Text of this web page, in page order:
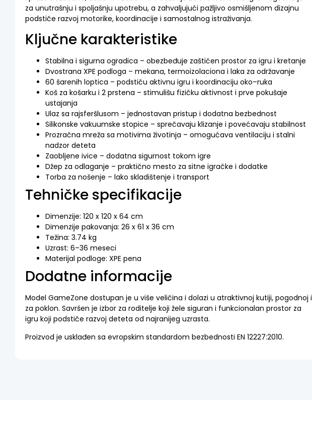
za unutrašnju i spoljašnju upotrebu, a zahvaljujući pažljivo osmišljenom dizajnu
podstiče razvoj motorike, koordinacije i samostalnog istraživanja.
Ključne karakteristike
Stabilna i sigurna ogradica – obezbeđuje zaštićen prostor za igru i kretanje
Dvostrana XPE podloga – mekana, termoizolaciona i laka za održavanje
60 šarenih loptica – podstiču aktivnu igru i koordinaciju oko–ruka
Koš za košarku i 2 prstena – stimulišu fizičku aktivnost i prve pokušaje
ustajanja
Ulaz sa rajsferšlusom – jednostavan pristup i dodatna bezbednost
Silikonske vakuumske stopice – sprečavaju klizanje i povećavaju stabilnost
Prozračna mreža sa motivima životinja – omogućava ventilaciju i stalni
nadzor deteta
Zaobljene ivice – dodatna sigurnost tokom igre
Džep za odlaganje – praktično mesto za sitne igračke i dodatke
Torba za nošenje – lako skladištenje i transport
Tehničke specifikacije
Dimenzije: 120 x 120 x 64 cm
Dimenzije pakovanja: 26 x 61 x 36 cm
Težina: 3.74 kg
Uzrast: 6–36 meseci
Materijal podloge: XPE pena
Dodatne informacije
Model GameZone dostupan je u više veličina i dolazi u atraktivnoj kutiji, pogodnoj i
za poklon. Savršen je izbor za roditelje koji žele siguran i funkcionalan prostor za
igru koji podstiče razvoj deteta od najranijeg uzrasta.
Proizvod je usklađen sa evropskim standardom bezbednosti EN 12227:2010.